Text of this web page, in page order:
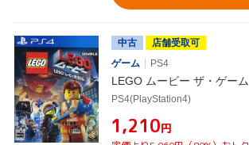
中古
店舗受取可
ゲーム
PS4
LEGO ムービー ザ・ゲーム
PS4(PlayStation4)
¥1,210円